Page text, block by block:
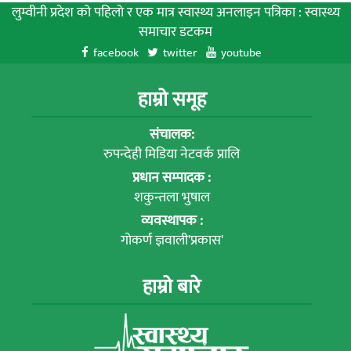
लुम्वीनी प्रदेश को पहिलाे र एक मात्र स्वास्थ्य अनलाइन पत्रिका : स्वास्थ्य
समाचार डटकम
facebook twitter youtube
हाम्रो समूह
संचालक:
रुपन्देही मिडिया नेटवर्क प्रालि
प्रधान सम्पादक :
शकुन्तला भुषाल
व्यवस्थापक :
गोकर्ण ज्ञवाली'प्रकास'
हाम्रो बारे